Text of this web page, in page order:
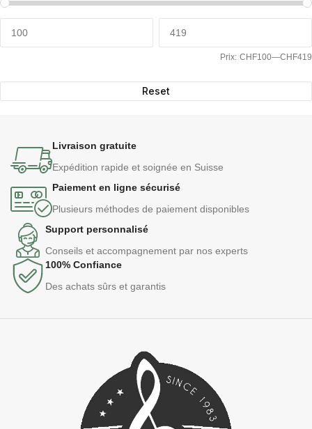
Prix: CHF100—CHF419
Reset
Livraison gratuite
Expédition rapide et soignée en Suisse
Paiement en ligne sécurisé
Plusieurs méthodes de paiement disponibles
Support personnalisé
Conseils et accompagnement par nos experts
100% Confiance
Des achats sûrs et garantis